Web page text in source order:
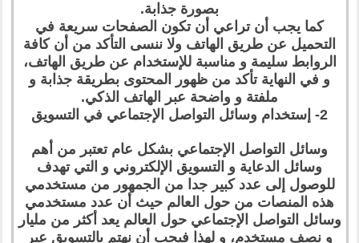
بصورة جذابة.
كما يجب أن تراعي أن تكون الصفحات سريعة في
التحميل عن طريق الهاتف ولا ننسى التأكد من أن كافة
الروابط سليمة و مناسبة للإستخدام عن طريق الهاتف،
و في النهاية تأكد من ظهور المحتوى بطريقة جذابة و
ملفتة و واضحة عبر الهاتف الذكي.
2- إستخدام وسائل التواصل الإجتماعي في التسويق
وسائل التواصل الإجتماعي بشكل عام تعتبر من أهم
وسائل الدعاية و التسويق الإلكتروني و التي تهدف
للوصول إلى عدد كبير جدا من الجمهور من مستخدمي
هذه المنصات من حول العالم حيث أن عدد مستخدمي
وسائل التواصل الإجتماعي حول العالم يعد أكثر من مليار
و نصف مستخدم، و لهذا فيجب أن نهتم بالتسويق عبر